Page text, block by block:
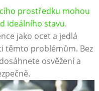
‍prostředku mohou
ideálního stavu.
jako ocet a jedlá
těmto problémům. Bez
osvěžení a